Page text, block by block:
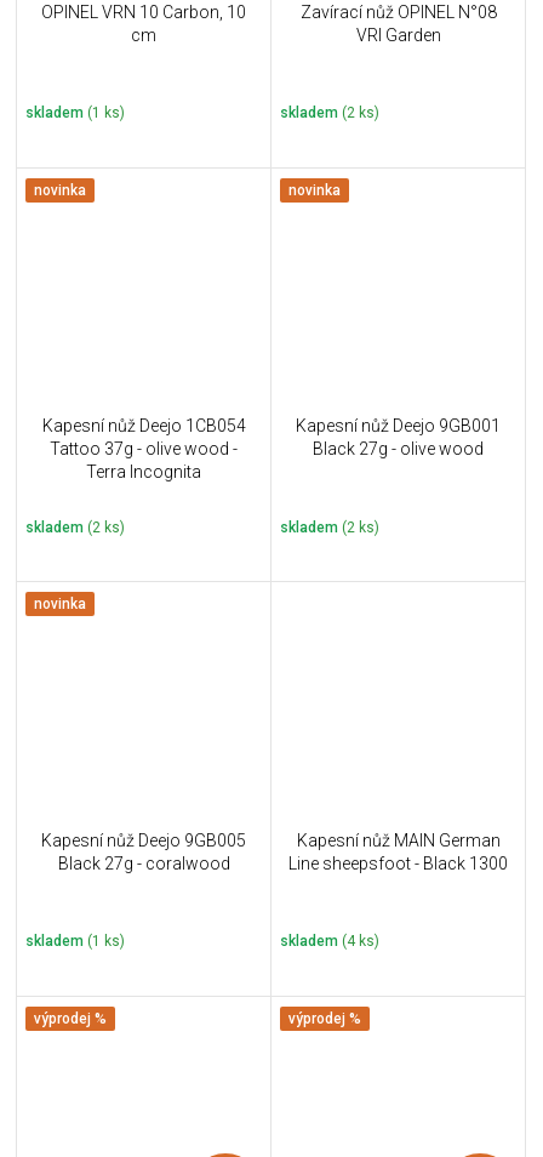
OPINEL VRN 10 Carbon, 10
cm
skladem (1 ks)
Zavírací nůž OPINEL N°08
VRI Garden
skladem (2 ks)
novinka
Kapesní nůž Deejo 1CB054
Tattoo 37g - olive wood -
Terra Incognita
skladem (2 ks)
novinka
Kapesní nůž Deejo 9GB001
Black 27g - olive wood
skladem (2 ks)
novinka
Kapesní nůž Deejo 9GB005
Black 27g - coralwood
skladem (1 ks)
Kapesní nůž MAIN German
Line sheepsfoot - Black 1300
skladem (4 ks)
výprodej % výprodej %